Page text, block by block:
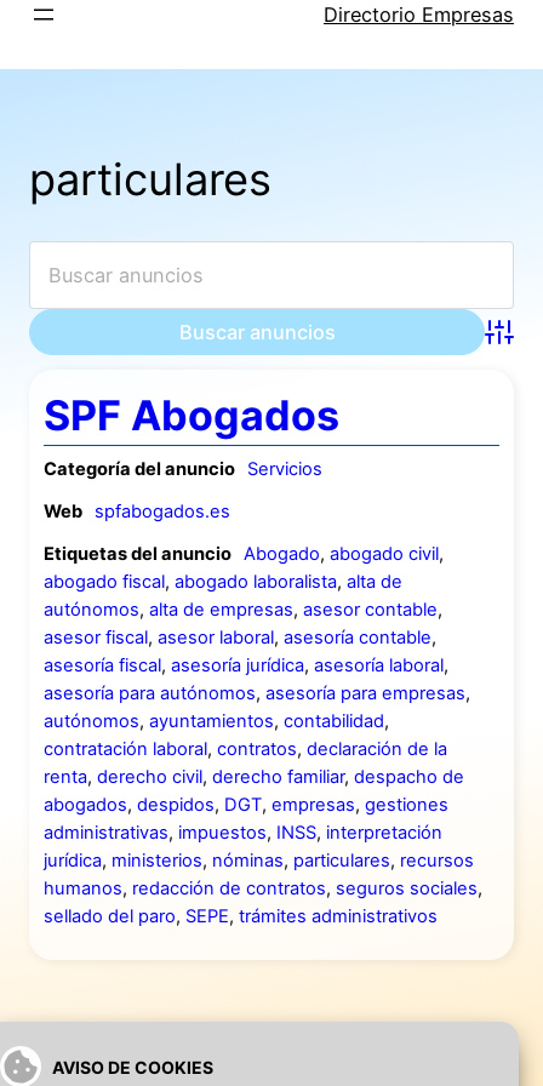
AVISO DE COOKIES
Saltar
Directorio Empresas
particulares
SPF Abogados
Categoría del anuncio
Servicios
Web
spfabogados.es
Etiquetas del anuncio Abogado, abogado civil,
abogado fiscal, abogado laboralista, alta de
autónomos, alta de empresas, asesor contable,
asesor fiscal, asesor laboral, asesoría contable,
asesoría fiscal, asesoría jurídica, asesoría laboral,
asesoría para autónomos, asesoría para empresas,
autónomos, ayuntamientos, contabilidad,
contratación laboral, contratos, declaración de la
renta, derecho civil, derecho familiar, despacho de
abogados, despidos, DGT, empresas, gestiones
administrativas, impuestos, INSS, interpretación
jurídica, ministerios, nóminas, particulares, recursos
humanos, redacción de contratos, seguros sociales,
sellado del paro, SEPE, trámites administrativos